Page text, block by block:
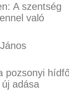
A szentség
való
pozsonyi
adása